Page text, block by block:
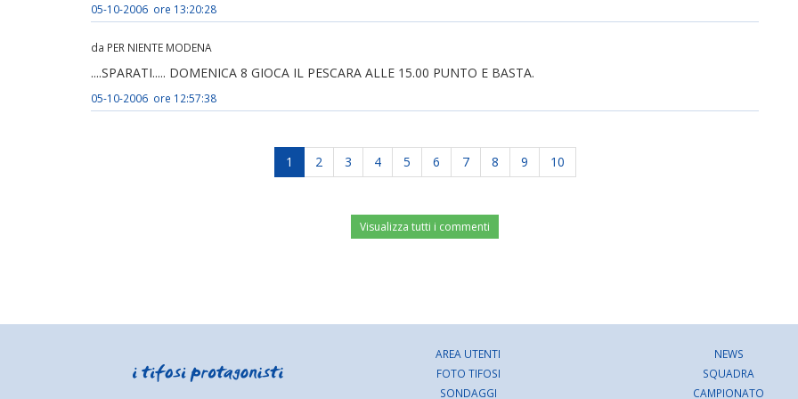
05-10-2006 ore 13:20:28
da PER NIENTE MODENA
....SPARATI..... DOMENICA 8 GIOCA IL PESCARA ALLE 15.00 PUNTO E BASTA.
05-10-2006 ore 12:57:38
1 2 3 4 5 6 7 8 9 10
Visualizza tutti i commenti
AREA UTENTI
FOTO TIFOSI
SONDAGGI
NEWS
SQUADRA
CAMPIONATO